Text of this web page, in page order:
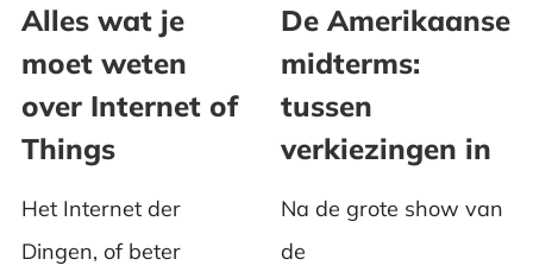
Alles wat je
moet weten
over Internet of
Things
Het Internet der
Dingen, of beter
De Amerikaanse
midterms:
tussen
verkiezingen in
Na de grote show van
de